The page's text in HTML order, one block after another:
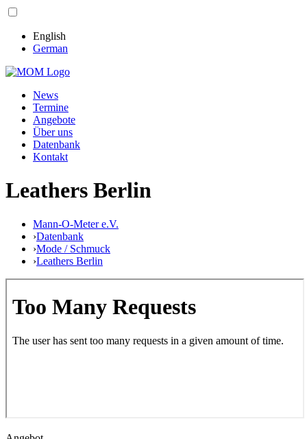
English
German
News
Termine
Angebote
Über uns
Datenbank
Kontakt
Leathers Berlin
Mann-O-Meter e.V.
›Datenbank
›Mode / Schmuck
›Leathers Berlin